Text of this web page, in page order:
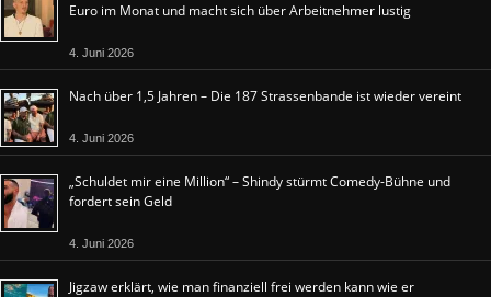
Euro im Monat und macht sich über Arbeitnehmer lustig
4. Juni 2026
Nach über 1,5 Jahren – Die 187 Strassenbande ist wieder vereint
4. Juni 2026
„Schuldet mir eine Million“ – Shindy stürmt Comedy-Bühne und
fordert sein Geld
4. Juni 2026
Jigzaw erklärt, wie man finanziell frei werden kann wie er